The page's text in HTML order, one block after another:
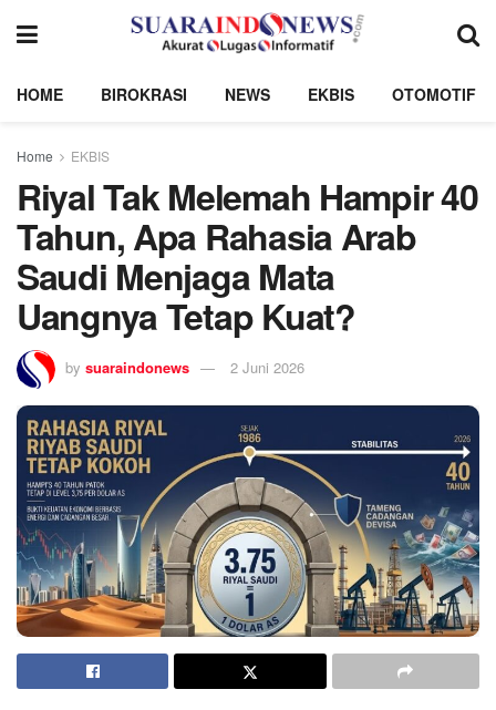
HOME BIROKRASI NEWS EKBIS OTOMOTIF
Home EKBIS
Riyal Tak Melemah Hampir 40
Tahun, Apa Rahasia Arab
Saudi Menjaga Mata
Uangnya Tetap Kuat?
by suaraindonews 2 Juni 2026